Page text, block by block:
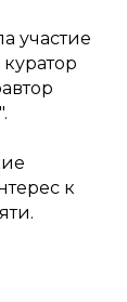
участие
к